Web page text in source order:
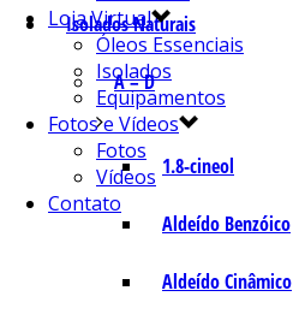
Isolados Naturais
A – D
1.8-cineol
Aldeído Benzóico
Aldeído Cinâmico
Loja Virtual
Óleos Essenciais
Isolados
Equipamentos
Fotos e Vídeos
Fotos
Vídeos
Contato